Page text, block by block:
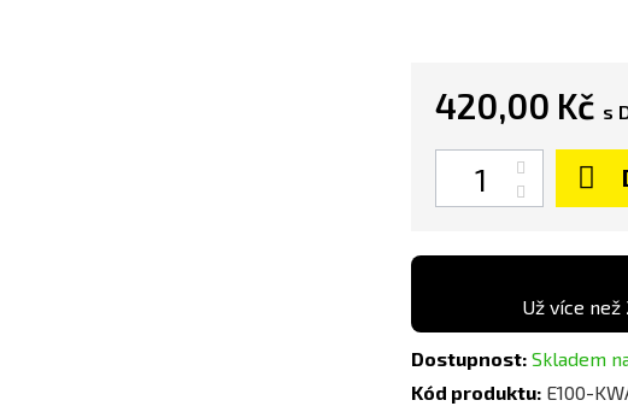
420,00 Kč s
Už více
Dostupnost: Skladem
Kód produktu: E100-